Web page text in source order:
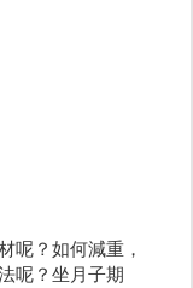
呢？如何減重，
呢？坐月子期